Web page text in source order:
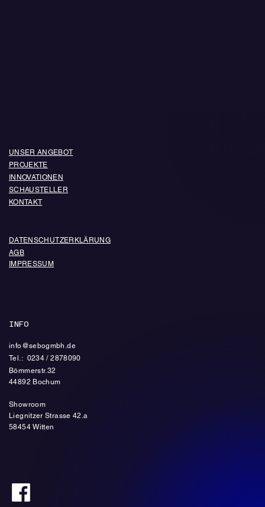
UNSER ANGEBOT
PROJEKTE
INNOVATIONEN
SCHAUSTELLER
KONTAKT
DATENSCHUTZERKLÄRUNG
IMPRESSUM
AGB
INFO
info@sebogmbh.de
Tel.: 0234 / 2878090
Bömmerstr.32
44892 Bochum
Showroom
Liegnitzer Strasse 42.a
58454 Witten